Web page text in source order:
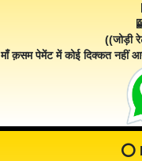
((जोड़ी
माँ क़सम पेमेंट में कोई दिक्कत नहीं
⭕️